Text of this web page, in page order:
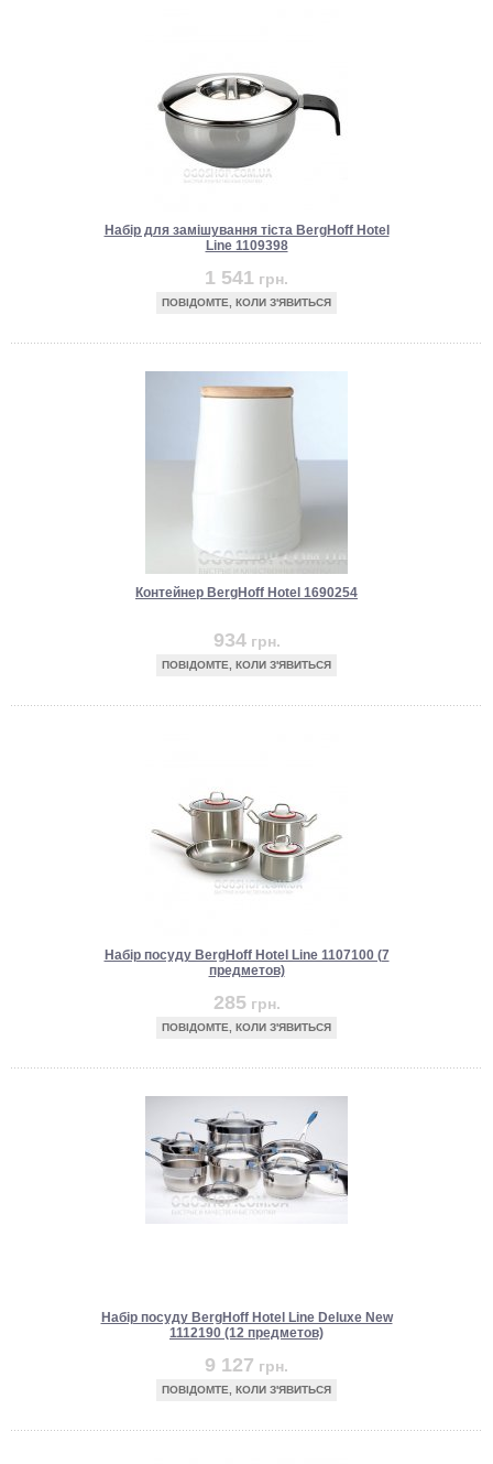
Набір для замішування тіста BergHoff Hotel
Line 1109398
1 541 грн.
ПОВІДОМТЕ, КОЛИ З'ЯВИТЬСЯ
Контейнер BergHoff Hotel 1690254
934 грн.
ПОВІДОМТЕ, КОЛИ З'ЯВИТЬСЯ
Набір посуду BergHoff Hotel Line 1107100 (7
предметов)
285 грн.
ПОВІДОМТЕ, КОЛИ З'ЯВИТЬСЯ
Набір посуду BergHoff Hotel Line Deluxe New
1112190 (12 предметов)
9 127 грн.
ПОВІДОМТЕ, КОЛИ З'ЯВИТЬСЯ